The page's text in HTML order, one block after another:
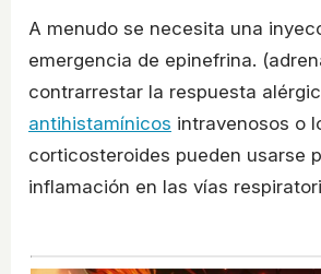
A menudo se necesita una
emergencia de epinefrina.
contrarrestar la respuesta
antihistamínicos intravenosos o
corticosteroides pueden usarse
inflamación en las vías